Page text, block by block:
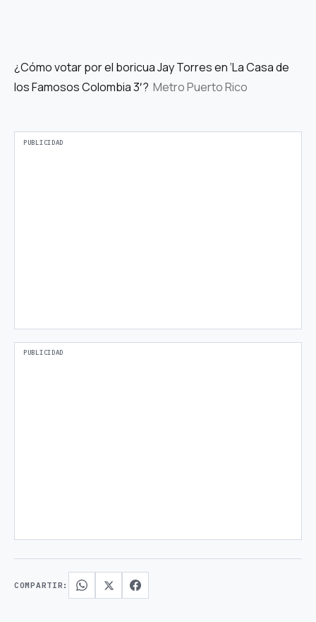
¿Cómo votar por el boricua Jay Torres en ‘La Casa de
los Famosos Colombia 3′? Metro Puerto Rico
COMPARTIR: